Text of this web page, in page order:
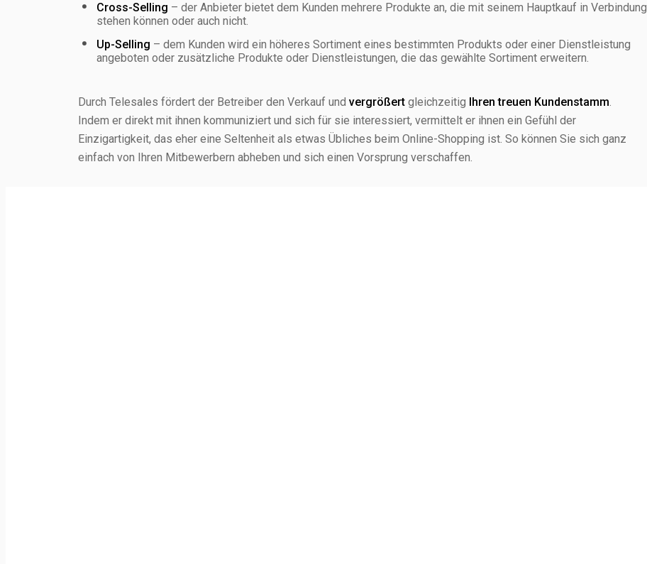
Cross-Selling – der Anbieter bietet dem Kunden mehrere Produkte an, die mit seinem Hauptkauf in Verbindung
stehen können oder auch nicht.
Up-Selling – dem Kunden wird ein höheres Sortiment eines bestimmten Produkts oder einer Dienstleistung
angeboten oder zusätzliche Produkte oder Dienstleistungen, die das gewählte Sortiment erweitern.
Durch Telesales fördert der Betreiber den Verkauf und vergrößert gleichzeitig Ihren treuen Kundenstamm.
Indem er direkt mit ihnen kommuniziert und sich für sie interessiert, vermittelt er ihnen ein Gefühl der
Einzigartigkeit, das eher eine Seltenheit als etwas Übliches beim Online-Shopping ist. So können Sie sich ganz
einfach von Ihren Mitbewerbern abheben und sich einen Vorsprung verschaffen.